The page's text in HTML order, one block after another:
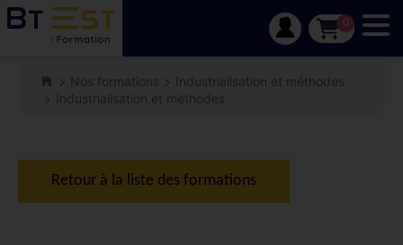
0
Nos formations
Industrialisation et méthodes
Industrialisation et méthodes
Retour à la liste des formations